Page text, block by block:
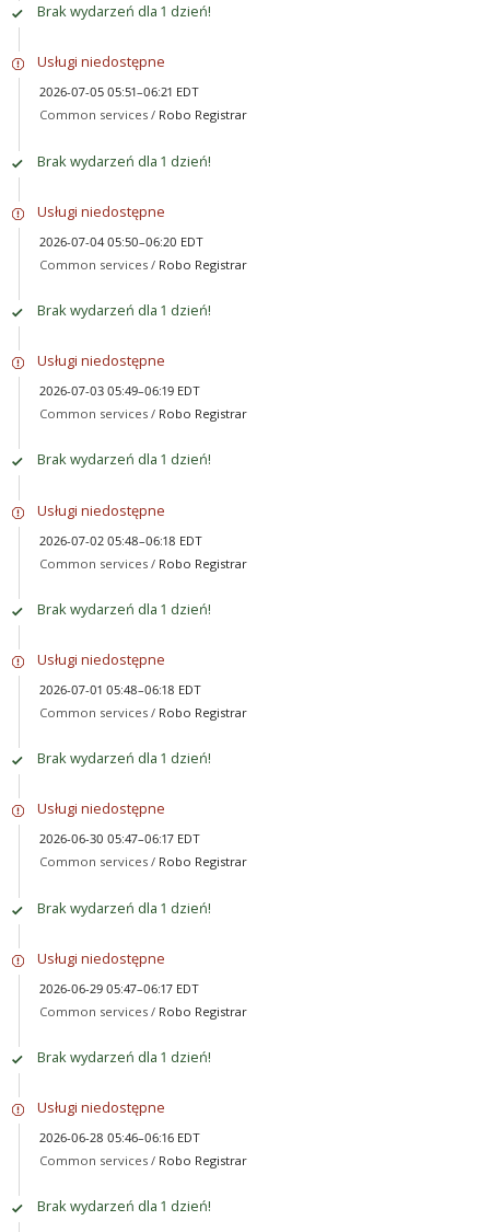
Brak wydarzeń dla 1 dzień!
Usługi niedostępne
2026-07-05 05:51–06:21 EDT
Common services / Robo Registrar
Brak wydarzeń dla 1 dzień!
Usługi niedostępne
2026-07-04 05:50–06:20 EDT
Common services / Robo Registrar
Brak wydarzeń dla 1 dzień!
Usługi niedostępne
2026-07-03 05:49–06:19 EDT
Common services / Robo Registrar
Brak wydarzeń dla 1 dzień!
Usługi niedostępne
2026-07-02 05:48–06:18 EDT
Common services / Robo Registrar
Brak wydarzeń dla 1 dzień!
Usługi niedostępne
2026-07-01 05:48–06:18 EDT
Common services / Robo Registrar
Brak wydarzeń dla 1 dzień!
Usługi niedostępne
2026-06-30 05:47–06:17 EDT
Common services / Robo Registrar
Brak wydarzeń dla 1 dzień!
Usługi niedostępne
2026-06-29 05:47–06:17 EDT
Common services / Robo Registrar
Brak wydarzeń dla 1 dzień!
Usługi niedostępne
2026-06-28 05:46–06:16 EDT
Common services / Robo Registrar
Brak wydarzeń dla 1 dzień!